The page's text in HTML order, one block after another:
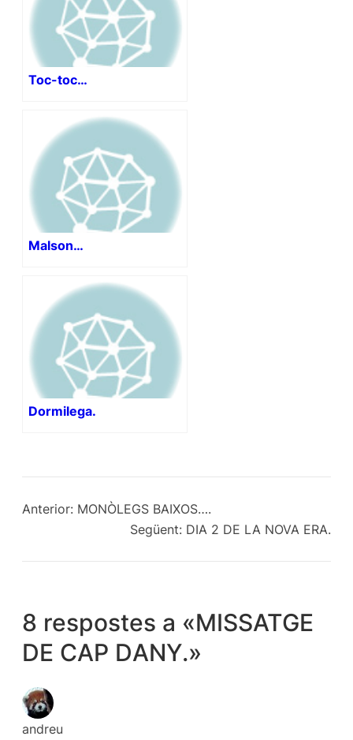
Toc-toc…
Malson…
Dormilega.
Anterior: MONÒLEGS BAIXOS….
Següent: DIA 2 DE LA NOVA ERA.
8 respostes a «MISSATGE
DE CAP DANY.»
andreu